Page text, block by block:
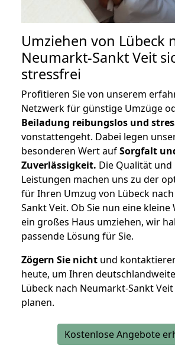
Umziehen von Lübeck
Neumarkt-Sankt Veit
stressfrei
Profitieren Sie von unserem
Netzwerk für günstige Umzüge
Beiladung reibungslos und
vonstattengeht. Dabei legen
besonderen Wert aufSorgfalt
Zuverlässigkeit. Die Qualität
Leistungen machen uns zu der
für Ihren Umzug von Lübeck
Sankt Veit. Ob Sie nun eine
ein großes Haus umziehen, wir
passende Lösung für Sie.
Zögern Sie nicht und
heute, um Ihren
Lübeck nach Neumarkt-Sankt
planen.
Kostenlose Angebote